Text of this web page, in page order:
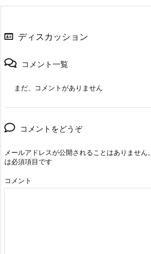
ディスカッション
コメント一覧
まだ、コメントがありません
コメントをどうぞ
メールアドレスが公開されることはありません。
は必須項目です
コメント